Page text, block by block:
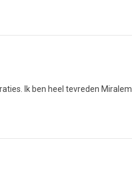
Ik ben heel tevreden Miralem